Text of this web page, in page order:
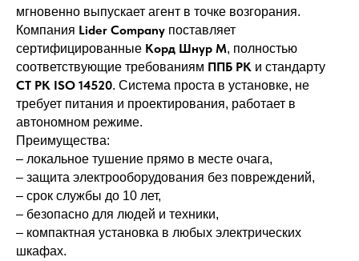
мгновенно выпускает агент в точке возгорания.
Компания Lider Company поставляет
сертифицированные Корд Шнур М, полностью
соответствующие требованиям ППБ РК и стандарту
СТ РК ISO 14520. Система проста в установке, не
требует питания и проектирования, работает в
автономном режиме.
Преимущества:
– локальное тушение прямо в месте очага,
– защита электрооборудования без повреждений,
– срок службы до 10 лет,
– безопасно для людей и техники,
– компактная установка в любых электрических
шкафах.